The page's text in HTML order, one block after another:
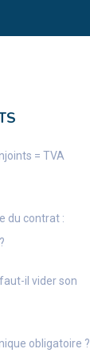
= TVA
du contrat :
il vider son
obligatoire ?